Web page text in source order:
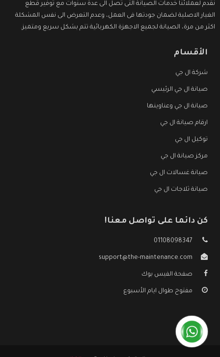
نقدم لعملائنا خدمات الصيانة التى تصل الى عدة سنوات مع توفير قطع
الغيار الاصلية لضمان جودتها فى العمل، وعدم التعرض الى نفس المشكلة
اكثر من مرة، الصيانة لجميع الاجهزة الكهربائية تتم بشكل سريع ومتميز.
الأقسام
شركة ال جي
صيانة ال جي الرئيسي
صيانة ال جي وعناوينها
ارقام صيانة ال جي
توكيل ال جي
مركز صيانة ال جي
صيانة غسالات ال جي
صيانة ثلاجات ال جي
كن دائما على تواصل معنا!
01108098347
support@the-maintenance.com
صفحة الفيس بوك
مفتوح طوال ايام الأسبوع